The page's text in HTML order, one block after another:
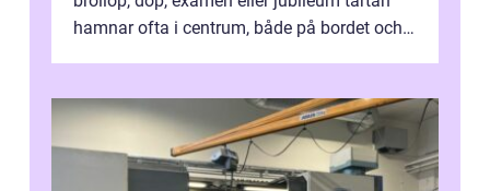
hamnar ofta i centrum, både på bordet och i